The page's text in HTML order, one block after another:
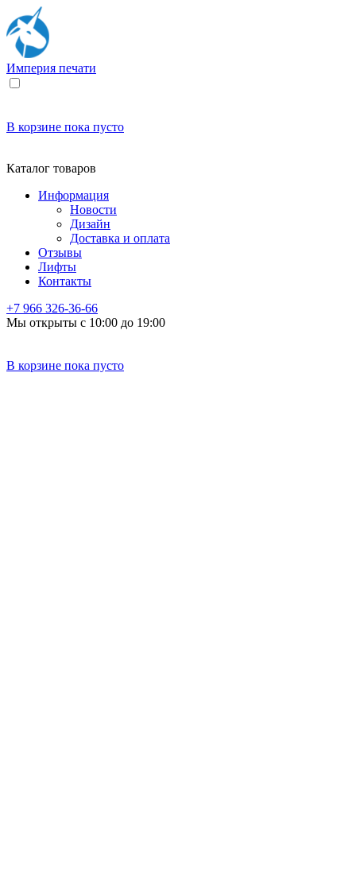
Империя печати
В корзине пока пусто
Каталог товаров
Информация
Новости
Дизайн
Доставка и оплата
Отзывы
Лифты
Контакты
+7 966 326-36-66
Мы открыты с 10:00 до 19:00
В корзине пока пусто